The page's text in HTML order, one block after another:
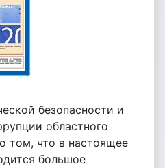
безопасности и
областного
том, что в настоящее
большое